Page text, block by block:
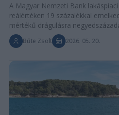
A Magyar Nemzeti Bank
reálértéken 19 százalékkal
mértékű drágulásra
Bűte Zsolt 2026. 05. 20.